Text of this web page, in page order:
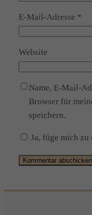
E-Mail-Adresse *
Website
Name, E-Mail-
Browser für
speichern.
Ja, füge mich